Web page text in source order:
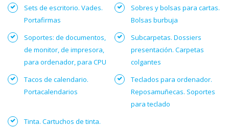
Sets de escritorio. Vades.
Portafirmas
Sobres y bolsas para cartas.
Bolsas burbuja
Soportes: de documentos,
de monitor, de impresora,
para ordenador, para CPU
Subcarpetas. Dossiers
presentación. Carpetas
colgantes
Tacos de calendario.
Portacalendarios
Teclados para ordenador.
Reposamuñecas. Soportes
para teclado
Tinta. Cartuchos de tinta.